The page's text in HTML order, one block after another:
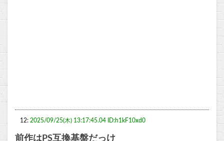
12: 2025/09/25(木) 13:17:45.04 ID:h1kF10xd0
前作はPS互換基盤だっけ